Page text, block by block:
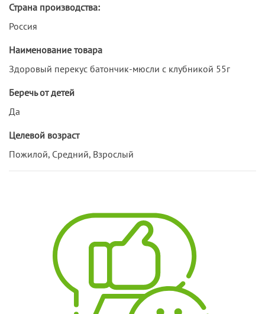
Страна производства:
Россия
Наименование товара
Здоровый перекус батончик-мюсли с клубникой 55г
Беречь от детей
Да
Целевой возраст
Пожилой, Средний, Взрослый